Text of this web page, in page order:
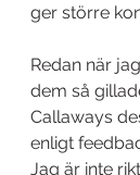
ger större
Redan när
dem så
Callaways
enligt
Jag är inte